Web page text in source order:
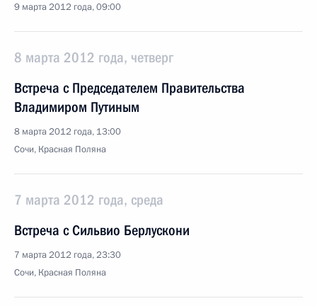
9 марта 2012 года, 09:00
8 марта 2012 года, четверг
Встреча с Председателем Правительства
Владимиром Путиным
8 марта 2012 года, 13:00
Сочи, Красная Поляна
7 марта 2012 года, среда
Встреча с Сильвио Берлускони
7 марта 2012 года, 23:30
Сочи, Красная Поляна